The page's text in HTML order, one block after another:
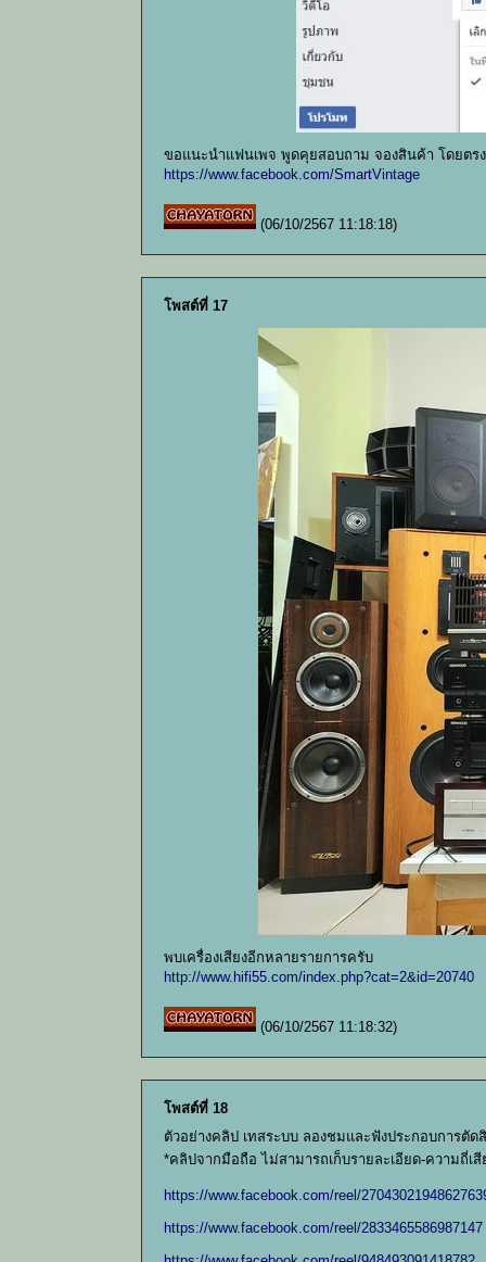
ขอแนะนำแฟนเพจ พูดคุยสอบถาม จองสินค้า โดยตร
https://www.facebook.com/SmartVintage
(06/10/2567 11:18:18)
โพสต์ที่ 17
พบเครื่องเสียงอีกหลายรายการครับ
http://www.hifi55.com/index.php?cat=2&id=20740
(06/10/2567 11:18:32)
โพสต์ที่ 18
ตัวอย่างคลิป เทสระบบ ลองชมและฟังประกอบการตัด
*คลิปจากมือถือ ไม่สามารถเก็บรายละเอียด-ความถี่เ
https://www.facebook.com/reel/
https://www.facebook.com/reel/2833465586987147